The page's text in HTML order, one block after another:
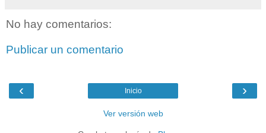
No hay comentarios:
Publicar un comentario
‹ ›
Inicio
Ver versión web